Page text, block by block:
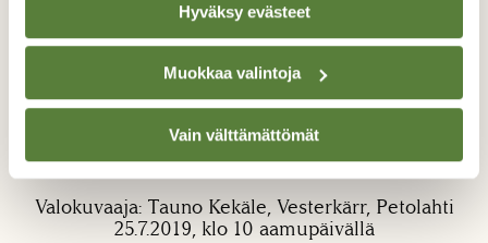
Hyväksy evästeet
Muokkaa valintoja
Vain välttämättömät
Keisarinviitta
Eipä ole koskaan 50 vuotenani tullut näin
isoa hopeatäplää vaastaan. Facebookissa
oli tunnistajia jotka tiesivät kertoa perhosen
olevan Keisarinviitta.
Valokuvaaja: Tauno Kekäle, Vesterkärr, Petolahti
25.7.2019, klo 10 aamupäivällä